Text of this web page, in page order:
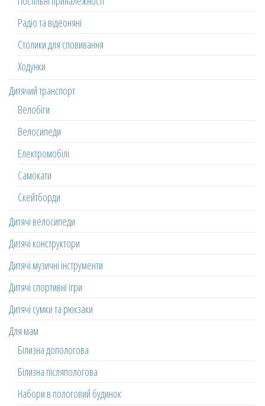
Радіо та відеоняні
Столики для сповивання
Ходунки
Дитячий транспорт
Велобіги
Велосипеди
Електромобілі
Самокати
Скейтборди
Дитячі велосипеди
Дитячі конструктори
Дитячі музичні інструменти
Дитячі спортивні ігри
Дитячі сумки та рюкзаки
Для мам
Білизна допологова
Білизна післяпологова
Набори в пологовий будинок